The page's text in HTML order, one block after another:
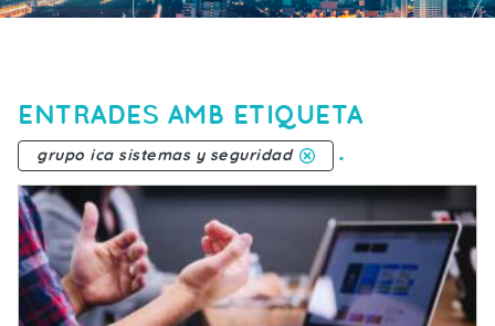
ENTRADES AMB ETIQUETA
grupo ica sistemas y seguridad .